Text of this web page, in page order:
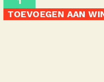
TOEVOEGEN AAN